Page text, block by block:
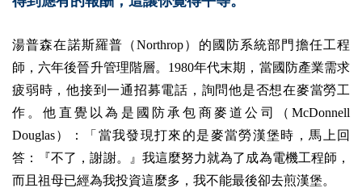
湯普森在諾斯羅普（Northrop）的國防系統部門擔任工程
師，六年後晉升管理階層。1980年代末期，當國防產業需求
疲弱時，他接到一通招募電話，詢問他是否想在麥當勞工
作。他直覺以為是國防承包商麥道公司（McDonnell
Douglas）：「當我發現打來的是麥當勞漢堡時，馬上回
答：『不了，謝謝。』我這麼努力就為了成為電機工程師，
而且祖母已經為我投資這麼多，我不能最後卻去煎漢堡。